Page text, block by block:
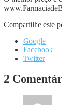
Compartilhe este
Google
Facebook
Twitter
2